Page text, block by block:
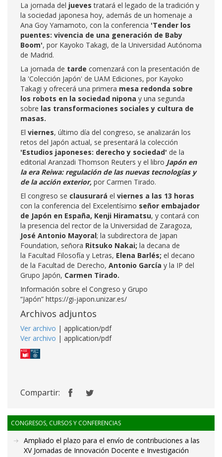
La jornada del jueves tratará el legado de la tradición y
la sociedad japonesa hoy, además de un homenaje a
Ana Goy Yamamoto, con la conferencia 'Tender los
puentes: vivencia de una generación de Baby
Boom', por Kayoko Takagi, de la Universidad Autónoma
de Madrid.
La jornada de tarde comenzará con la presentación de
la 'Colección Japón' de UAM Ediciones, por Kayoko
Takagi y ofrecerá una primera mesa redonda sobre
los robots en la sociedad nipona y una segunda
sobre las transformaciones sociales y cultura de
masas.
El viernes, último día del congreso, se analizarán los
retos del Japón actual, se presentará la colección
'Estudios japoneses: derecho y sociedad' de la
editorial Aranzadi Thomson Reuters y el libro Japón en
la era Reiwa: regulación de las nuevas tecnologías y
de la acción exterior, por Carmen Tirado.
El congreso se clausurará el viernes a las 13 horas
con la conferencia del Excelentísimo señor embajador
de Japón en España, Kenji Hiramatsu, y contará con
la presencia del rector de la Universidad de Zaragoza,
José Antonio Mayoral; la subdirectora de Japan
Foundation, señora Ritsuko Nakai; la decana de
la Facultad Filosofía y Letras, Elena Barlés; el decano
de la Facultad de Derecho, Antonio García y la IP del
Grupo Japón, Carmen Tirado.
Información sobre el Congreso y Grupo
“Japón” https://gi-japon.unizar.es/
Archivos adjuntos
Ver archivo | application/pdf
Ver archivo | application/pdf
Compartir:
CONGRESOS, CURSOS Y CONFERENCIAS
Ampliado el plazo para el envío de contribuciones a las
XV Jornadas de Innovación Docente e Investigación